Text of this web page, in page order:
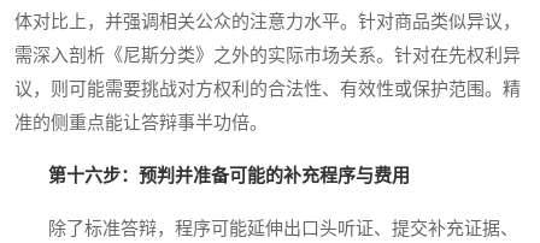
体对比上，并强调相关公众的注意力水平。针对商品类似异议，
需深入剖析《尼斯分类》之外的实际市场关系。针对在先权利异
议，则可能需要挑战对方权利的合法性、有效性或保护范围。精
准的侧重点能让答辩事半功倍。
第十六步：预判并准备可能的补充程序与费用
除了标准答辩，程序可能延伸出口头听证、提交补充证据、